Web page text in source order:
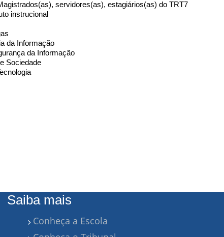
servidores(as), estagiários(as) do TRT7
instrucional
da Informação
da Informação
Sociedade
Saiba mais
Conheça a Escola